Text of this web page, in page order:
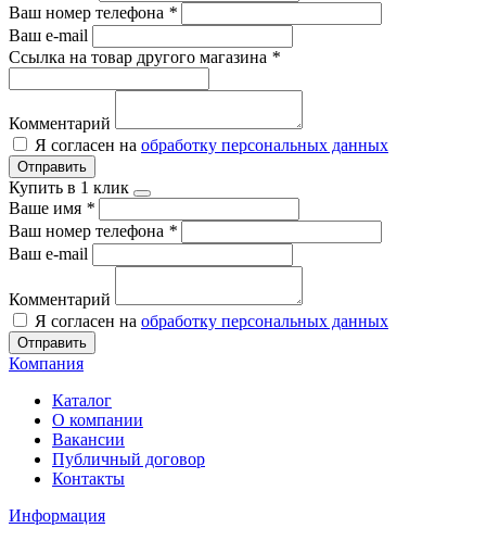
Ваш номер телефона *
Ваш e-mail
Ссылка на товар другого магазина *
Комментарий
Я согласен на обработку персональных данных
Отправить
Купить в 1 клик
Ваше имя *
Ваш номер телефона *
Ваш e-mail
Комментарий
Я согласен на обработку персональных данных
Отправить
Компания
Каталог
О компании
Вакансии
Публичный договор
Контакты
Информация